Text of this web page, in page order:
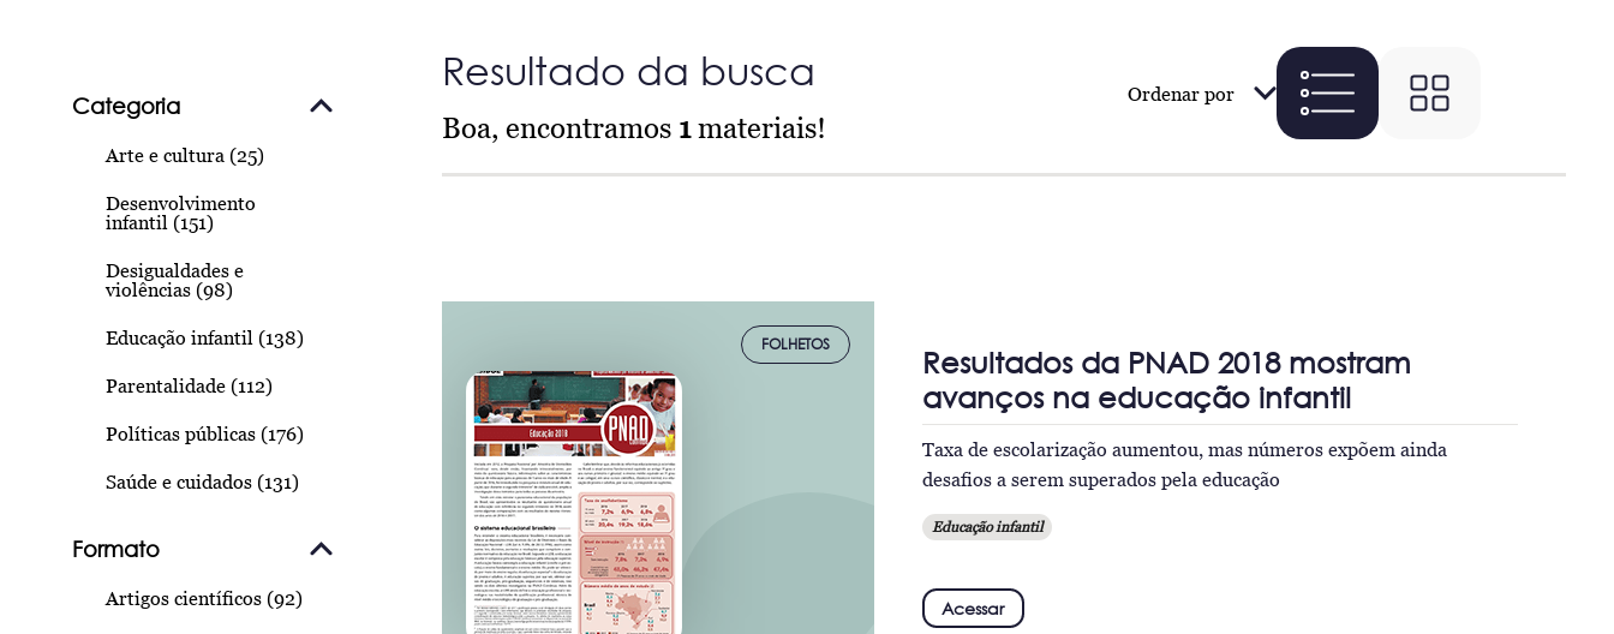
Categoria
Arte e cultura (25)
Desenvolvimento
infantil (151)
Desigualdades e
violências (98)
Educação infantil (138)
Parentalidade (112)
Políticas públicas (176)
Saúde e cuidados (131)
Formato
Artigos científicos (92)
Resultado da busca
Boa, encontramos 1materiais!
Ordenar por
FOLHETOS
Resultados da PNAD 2018 mostram
avanços na educação infantil
Taxa de escolarização aumentou, mas números expõem ainda
desafios a serem superados pela educação
Educação infantil
Acessar